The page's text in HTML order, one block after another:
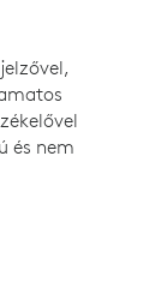
és nem